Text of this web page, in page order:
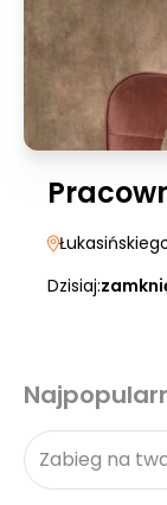
Dzisiaj:
Zabieg na